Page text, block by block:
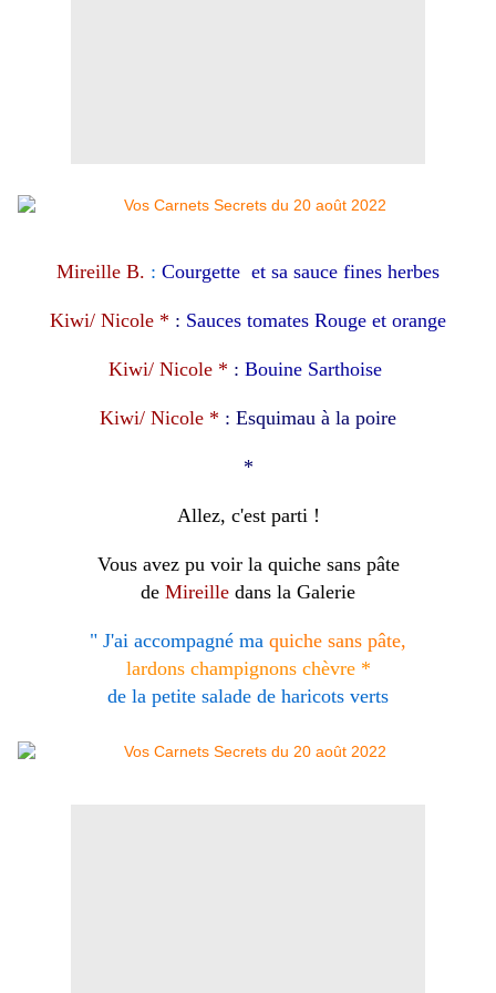
Mireille B. : Courgette et sa sauce fines herbes
Kiwi/ Nicole * : Sauces tomates Rouge et orange
Kiwi/ Nicole * : Bouine Sarthoise
Kiwi/ Nicole * : Esquimau à la poire
*
Allez, c'est parti !
Vous avez pu voir la quiche sans pâte
de Mireille dans la Galerie
" J'ai accompagné ma quiche sans pâte,
lardons champignons chèvre*
de la petite salade de haricots verts